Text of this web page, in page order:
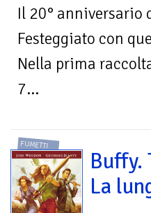
Il 20° anniversario
Festeggiato con
Nella prima
7...
FUMETTI
Buffy.
La